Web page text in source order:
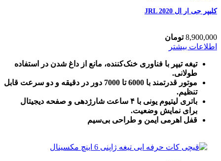
کلیپر جی ار ال JRL 2020
8,900,000 تومان
اطلاعات بیشتر
تیغه تیپر با فناوری خنک‌کننده، مانع از داغ شدن در استفاده
طولانی.
موتور قدرتمند با 6000 تا 7000 دور در دقیقه و دو سرعت قابل
تنظیم.
باتری لیتیوم یونی با ۴ ساعت شارژدهی و صفحه دیجیتال
برای نمایش وضعیت.
قفل اهرمی ایمن و طراحی بی‌سیم